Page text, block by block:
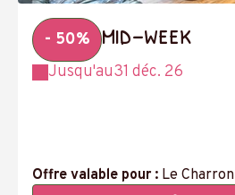
- 50% mid-week
Jusqu'au31 déc. 26
Offre valable pour : Le Charron